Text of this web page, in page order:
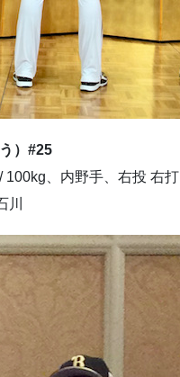
）#25
100kg、内野手、右投 右打
川